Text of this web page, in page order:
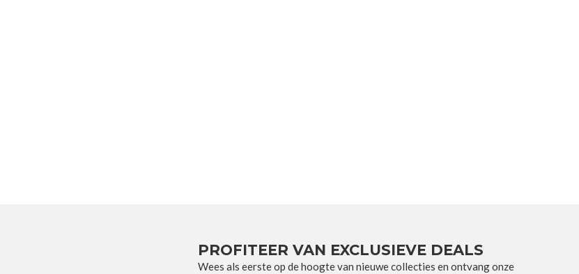
PROFITEER VAN EXCLUSIEVE DEALS
Wees als eerste op de hoogte van nieuwe collecties en ontvang onze